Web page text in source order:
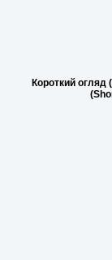
Короткий огляд